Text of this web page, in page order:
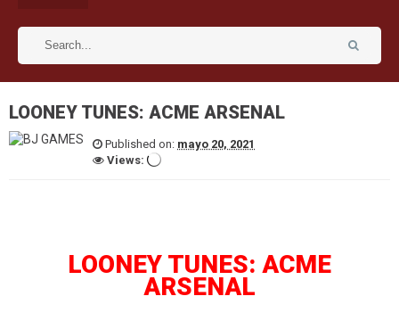
LOONEY TUNES: ACME ARSENAL
Published on: mayo 20, 2021
Views:
LOONEY TUNES: ACME
ARSENAL